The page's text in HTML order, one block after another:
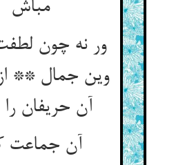
ور نه چون
وین جمال ** از
آن جماعت